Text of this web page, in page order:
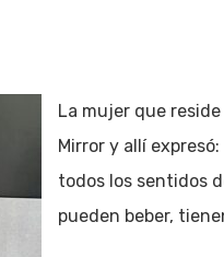
La mujer que
Mirror y allí
todos los sentidos
pueden beber,